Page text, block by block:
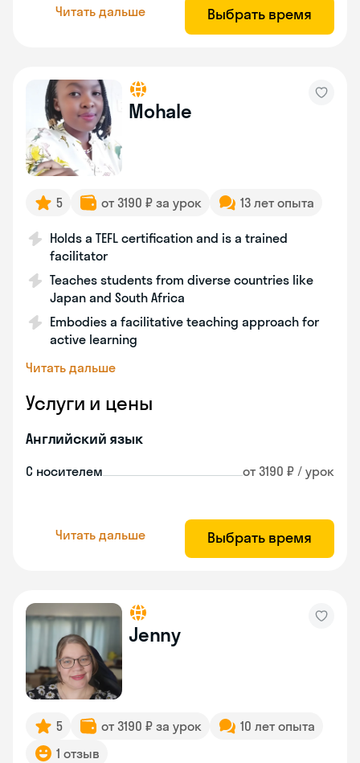
Читать дальше Выбрать время
Mohale
5 от 3190 ₽ за урок 13 лет опыта
Holds a TEFL certification and is a trained
facilitator
Teaches students from diverse countries like
Japan and South Africa
Embodies a facilitative teaching approach for
active learning
Читать дальше
Услуги и цены
Английский язык
С носителем от 3190 ₽ / урок
Читать дальше Выбрать время
Jenny
5 от 3190 ₽ за урок
10 лет опыта
1 отзыв